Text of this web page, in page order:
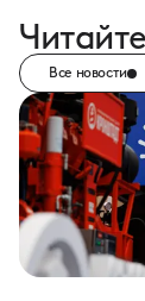
Все новости